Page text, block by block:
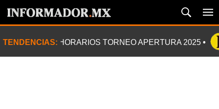
TENDENCIAS: HORARIOS TORNEO APERTURA 2025